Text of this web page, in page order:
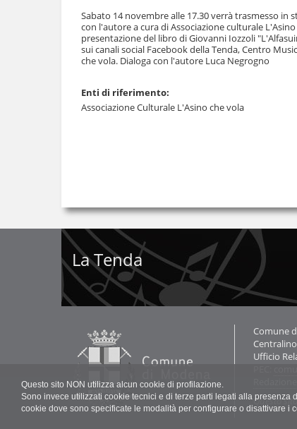
Questo sito NON utilizza alcun cookie di profilazione.
Sono invece utilizzati cookie tecnici e di terze parti legati alla
cookie dove sono specificate le modalità per configurare o disattivare i
Sabato 14 novembre alle 17.30 verrà trasmesso in
con l'autore a cura di Associazione culturale
presentazione del libro di Giovanni Iozzoli
sui canali social Facebook della Tenda, Centro
che vola. Dialoga con l'autore Luca Negrogno
Enti di riferimento:
Associazione Culturale L'Asino che vola
La Tenda
Contatti
Comune
Ufficio
Questo